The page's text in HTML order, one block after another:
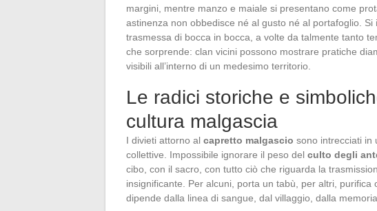
margini, mentre manzo e maiale si presentano come
astinenza non obbedisce né al gusto né al portafoglio. Si
trasmessa di bocca in bocca, a volte da talmente tanto
che sorprende: clan vicini possono mostrare pratiche
visibili all’interno di un medesimo territorio.
Le radici storiche e
cultura malgascia
I divieti attorno al capretto malgascio sono intrecciati in
collettive. Impossibile ignorare il peso del culto degli
cibo, con il sacro, con tutto ciò che riguarda la
insignificante. Per alcuni, porta un tabù, per altri,
dipende dalla linea di sangue, dal villaggio, dalla